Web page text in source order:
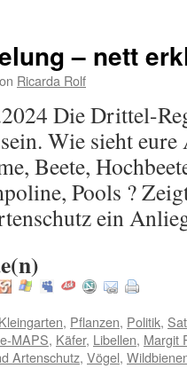
– nett
Ricarda Rolf
Die Drittel-
Wie sieht eure
Beete,
Pools ?
ein
Kleingarten, Pflanzen, Politik,
MAPS, Käfer, Libellen, Margit
Artenschutz, Vögel,